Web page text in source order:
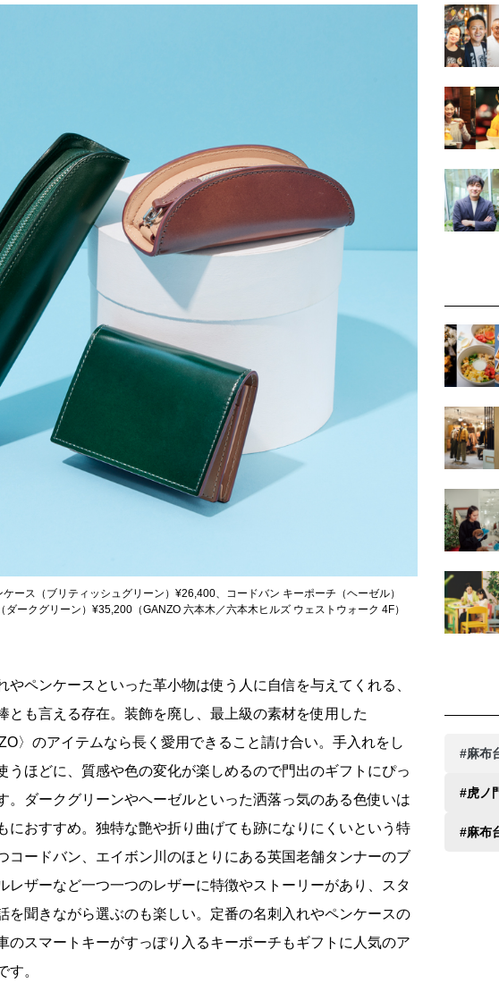
ース（ブリティッシュグリーン）¥26,400、コードバン キーポーチ（ヘーゼル）
ークグリーン）¥35,200（GANZO 六本木／六本木ヒルズ ウェストウォーク 4F）
やペンケースといった革小物は使う人に自信を与えてくれる、
とも言える存在。装飾を廃し、最上級の素材を使用した
〉のアイテムなら長く愛用できること請け合い。手入れをし
うほどに、質感や色の変化が楽しめるので門出のギフトにぴっ
。ダークグリーンやヘーゼルといった洒落っ気のある色使いは
におすすめ。独特な艶や折り曲げても跡になりにくいという特
コードバン、エイボン川のほとりにある英国老舗タンナーのブ
レザーなど一つ一つのレザーに特徴やストーリーがあり、スタ
を聞きながら選ぶのも楽しい。定番の名刺入れやペンケースの
のスマートキーがすっぽり入るキーポーチもギフトに人気のア
す。
#麻布
#虎ノ
#麻布